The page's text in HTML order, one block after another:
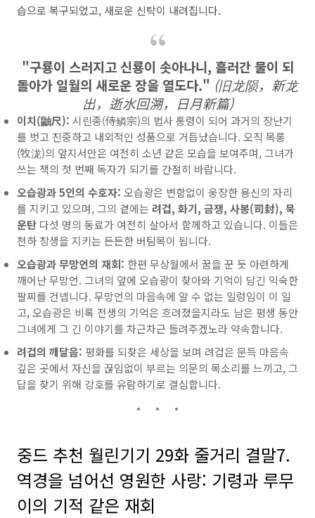
습으로 복구되었고, 새로운 신탁이 내려집니다.
"구룡이 스러지고 신룡이 솟아나니, 흘러간 물이 되
돌아가 일월의 새로운 장을 열도다." (旧龙陨，新龙
出，逝水回溯，日月新篇)
이치(鼬尺): 시린종(侍鳞宗)의 법사 통령이 되어 과거의 장난기
를 벗고 진중하고 내외적인 성품으로 거듭났습니다. 오직 목롱
(牧泷)의 앞지서만은 여전히 소년 같은 모습을 보여주며, 그녀가
쓰는 책의 첫 번째 독자가 되기를 간절히 바랍니다.
오습광과 5인의 수호자: 오습광은 변함없이 웅장한 용신의 자리
를 지키고 있으며, 그의 곁에는 려겁, 화기, 금쟁, 사봉(司封), 묵
운탄 다섯 명의 동료가 여전히 살아서 함께하고 있습니다. 이들은
천하 창생을 지키는 든든한 버팀목이 됩니다.
오습광과 무망언의 재회: 한편 무상월에서 꿈을 꾼 듯 아련하게
깨어난 무망언. 그녀의 앞에 오습광이 찾아와 기억이 담긴 익숙한
팔찌를 건넵니다. 무망언의 마음속에 알 수 없는 일렁임이 이 일
고, 오습광은 비록 전생의 기억은 흐려졌을지라도 남은 평생 동안
그녀에게 그 긴 이야기를 차근차근 들려주겠노라 약속합니다.
려겁의 깨달음: 평화를 되찾은 세상을 보며 려겁은 문득 마음속
깊은 곳에서 자신을 끊임없이 부르는 의문의 목소리를 느끼고, 그
답을 찾기 위해 강호를 유람하기로 결심합니다.
중드 추천 월린기기 29화 줄거리 결말7.
역경을 넘어선 영원한 사랑: 기령과 루무
이의 기적 같은 재회